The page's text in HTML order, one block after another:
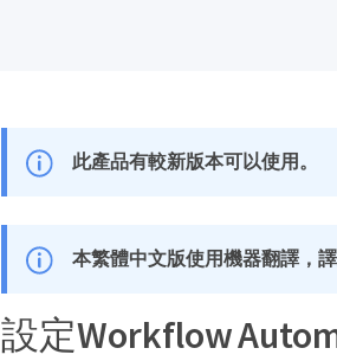
此產品有較新版本可以使用。
本繁體中文版使用機器翻譯，
設定Workflow